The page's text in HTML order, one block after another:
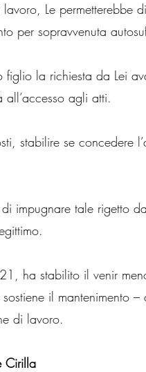
Le permetterebbe
per sopravvenuta
figlio la richiesta da Lei
agli atti.
stabilire se concedere
impugnare tale rigetto
ha stabilito il venir
il mantenimento –
di lavoro.
Cirilla